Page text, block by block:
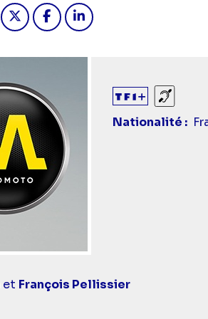
Partager "2024-12-15 10:05
Partager "2024-12-15
Sourds
Nationalité
et François Pellissier